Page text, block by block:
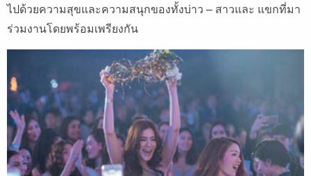
ไปด้วยความสุขและความสนุกของทั้งบ่าว – สาวและ แขกที่มา
ร่วมงานโดยพร้อมเพรียงกัน